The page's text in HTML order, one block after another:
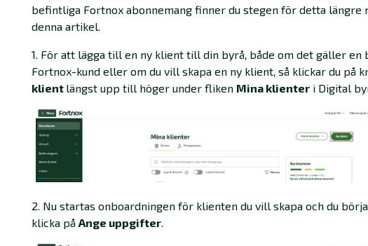
befintliga Fortnox abonnemang finner du stegen för detta längre
denna artikel.
1. För att lägga till en ny klient till din byrå, både om det gäller en
Fortnox-kund eller om du vill skapa en ny klient, så klickar du på
klient längst upp till höger under fliken Mina klienter i Digital
2. Nu startas onboardningen för klienten du vill skapa och du
klicka på Ange uppgifter.